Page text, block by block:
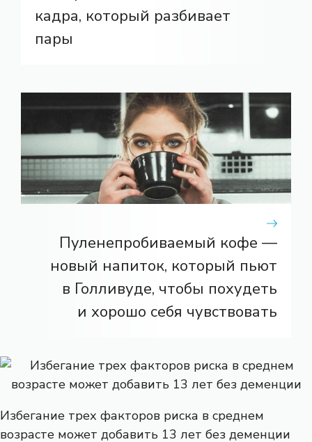
кадра, который разбивает
пары
Пуленепробиваемый кофе —
новый напиток, который пьют
в Голливуде, чтобы похудеть
и хорошо себя чувствовать
Избегание трех факторов риска в среднем
возрасте может добавить 13 лет без деменции